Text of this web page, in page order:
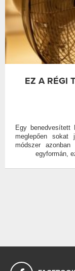
EZ A RÉGI
Egy benedvesített
meglepően sokat
módszer
egyformán,